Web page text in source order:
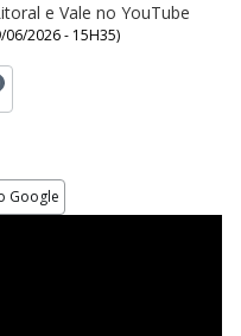
e Vale no YouTube
06/2026 - 15H35)
Google